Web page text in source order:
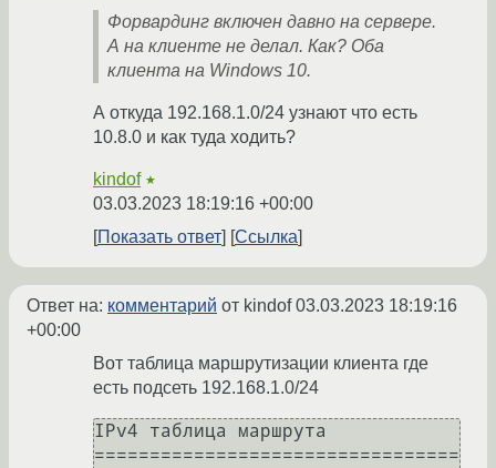
Форвардинг включен давно на сервере.
А на клиенте не делал. Как? Оба
клиента на Windows 10.
А откуда 192.168.1.0/24 узнают что есть
10.8.0 и как туда ходить?
kindof ★
03.03.2023 18:19:16 +00:00
Показать ответ
Ссылка
Ответ на: комментарий от kindof03.03.2023 18:19:16
+00:00
Вот таблица маршрутизации клиента где
есть подсеть 192.168.1.0/24
IPv4 таблица маршрута
=================================